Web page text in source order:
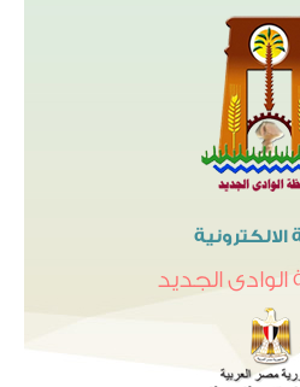
الالكترونية
الجديد